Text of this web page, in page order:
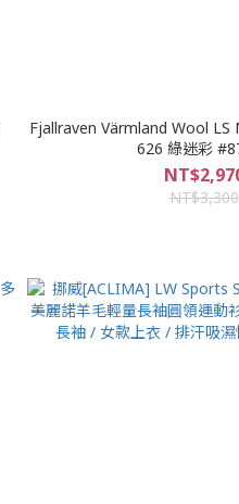
Fjallraven Värmland Wool LS
626 綠迷彩
NT$3,300